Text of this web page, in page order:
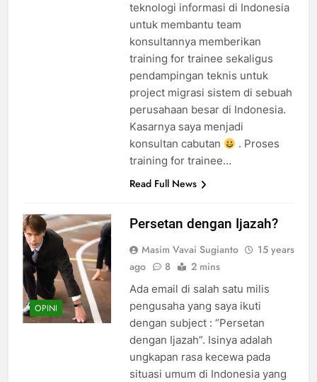
teknologi informasi di Indonesia
untuk membantu team
konsultannya memberikan
training for trainee sekaligus
pendampingan teknis untuk
project migrasi sistem di sebuah
perusahaan besar di Indonesia.
Kasarnya saya menjadi
konsultan cabutan
. Proses
training for trainee…
Read Full News
OPINI
Persetan dengan Ijazah?
Masim Vavai Sugianto
15 years
ago
8 2 mins
Ada email di salah satu milis
pengusaha yang saya ikuti
dengan subject : “Persetan
dengan Ijazah”. Isinya adalah
ungkapan rasa kecewa pada
situasi umum di Indonesia yang